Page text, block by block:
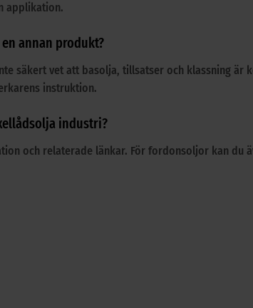
applikation.
annan produkt?
säkert vet att basolja, tillsatser och klassning
instruktion.
industri?
och relaterade länkar. För fordonsoljor kan du